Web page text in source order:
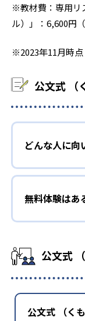
※教材費：専用リ
ル）」：6,600円
※2023年11月時点
公文式 （
どんな人に向
無料体験はあ
公文式
公文式 （く